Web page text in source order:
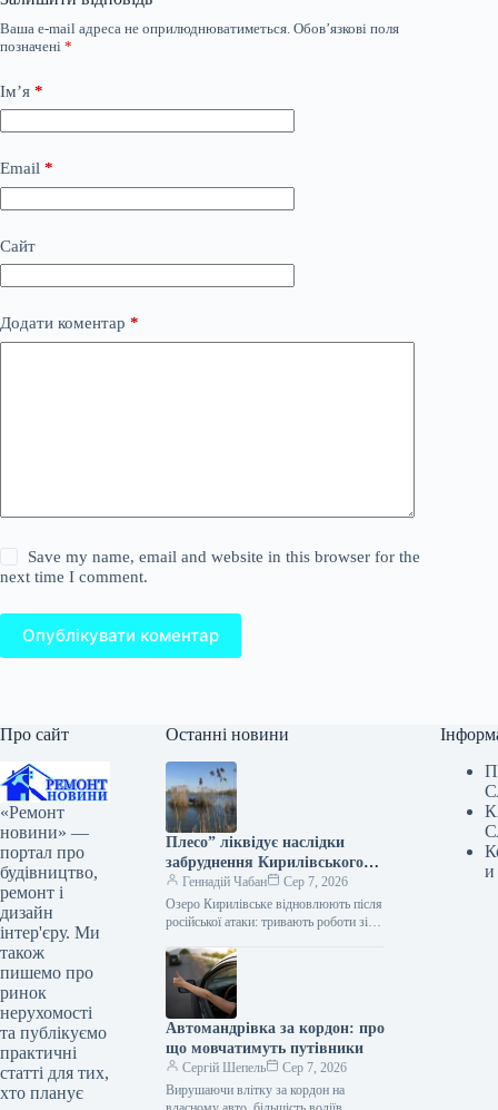
Ваша e-mail адреса не оприлюднюватиметься. Обов’язкові поля
позначені *
Ім’я *
Email *
Сайт
Додати коментар *
Save my name, email and website in this browser for the
next time I comment.
Опублікувати коментар
Про сайт
«Ремонт
новини» —
портал про
будівництво,
ремонт і
дизайн
інтер'єру. Ми
також
пишемо про
ринок
нерухомості
та публікуємо
практичні
статті для тих,
хто планує
Останні новини
Плесо” ліквідує наслідки
забруднення Кирилівського
озера та Сирецького струмка
Геннадій Чабан
Сер 7, 2026
Озеро Кирилівське відновлюють після
російської атаки: тривають роботи зі
застосування сорбенту Фахівці КП
«Плесо» продовжують комплексні…
Автомандрівка за кордон: про
що мовчатимуть путівники
Сергій Шепель
Сер 7, 2026
Вирушаючи влітку за кордон на
и